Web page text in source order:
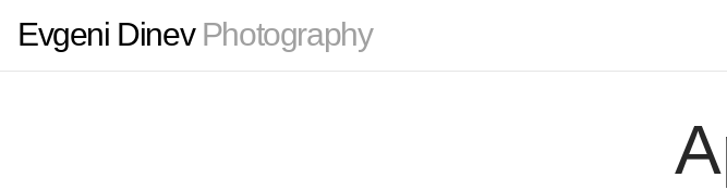
Evgeni DinevPhotography